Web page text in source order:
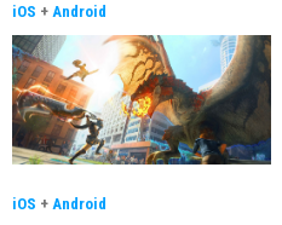
iOS + Android
iOS + Android